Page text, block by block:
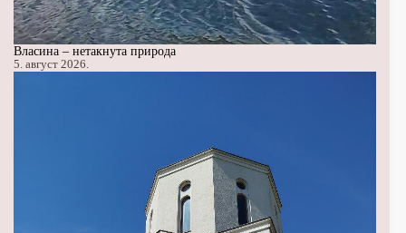
Власина – нетакнута природа
5. август 2026.